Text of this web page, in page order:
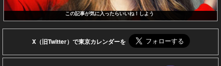
この記事が気に入ったらいいね！しよう
X（旧Twitter）で東京カレンダーを